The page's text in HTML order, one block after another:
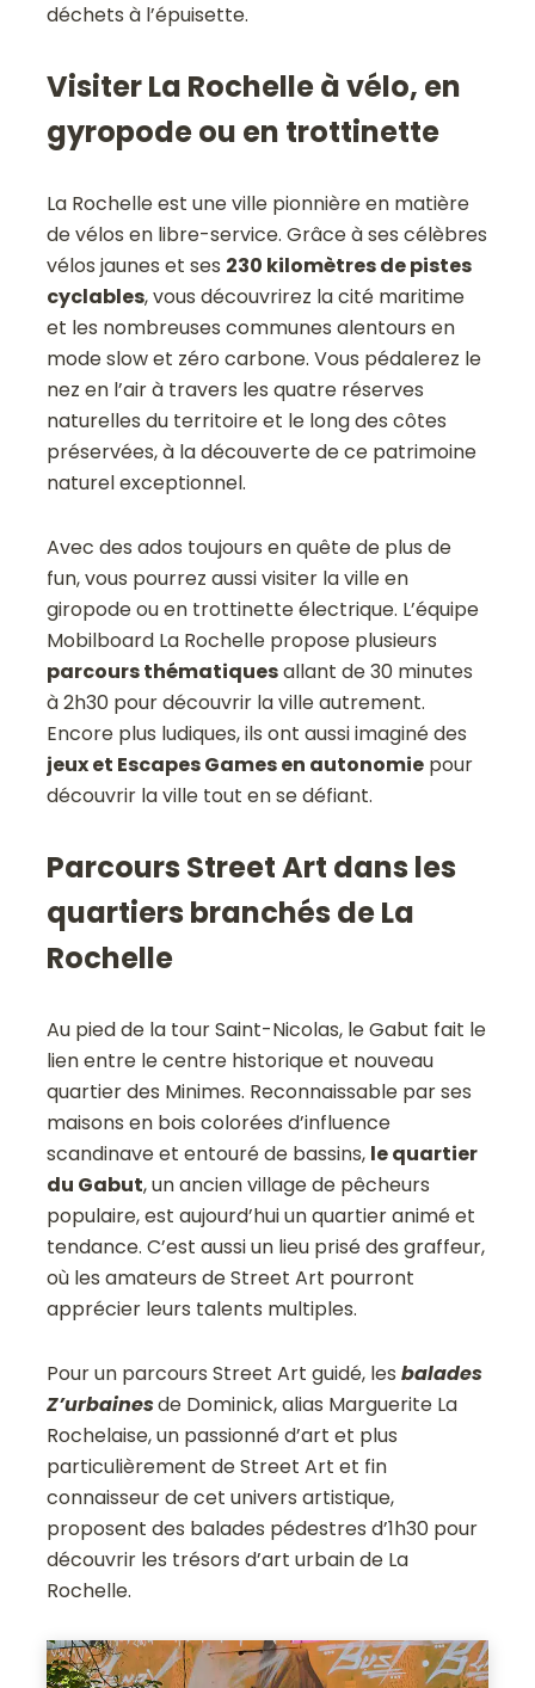
déchets à l’épuisette.
Visiter La Rochelle à vélo, en
gyropode ou en trottinette
La Rochelle est une ville pionnière en matière
de vélos en libre-service. Grâce à ses célèbres
vélos jaunes et ses 230 kilomètres de pistes
cyclables, vous découvrirez la cité maritime
et les nombreuses communes alentours en
mode slow et zéro carbone. Vous pédalerez le
nez en l’air à travers les quatre réserves
naturelles du territoire et le long des côtes
préservées, à la découverte de ce patrimoine
naturel exceptionnel.
Avec des ados toujours en quête de plus de
fun, vous pourrez aussi visiter la ville en
giropode ou en trottinette électrique. L’équipe
Mobilboard La Rochelle propose plusieurs
parcours thématiquesallant de 30 minutes
à 2h30 pour découvrir la ville autrement.
Encore plus ludiques, ils ont aussi imaginé des
jeux et Escapes Games en autonomie pour
découvrir la ville tout en se défiant.
Parcours Street Art dans les
quartiers branchés de La
Rochelle
Au pied de la tour Saint-Nicolas, le Gabut fait le
lien entre le centre historique et nouveau
quartier des Minimes. Reconnaissable par ses
maisons en bois colorées d’influence
scandinave et entouré de bassins, le quartier
du Gabut, un ancien village de pêcheurs
populaire, est aujourd’hui un quartier animé et
tendance. C’est aussi un lieu prisé des graffeur,
où les amateurs de Street Art pourront
apprécier leurs talents multiples.
Pour un parcours Street Art guidé, lesbalades
Z’urbainesde Dominick, alias Marguerite La
Rochelaise, un passionné d’art et plus
particulièrement de Street Art et fin
connaisseur de cet univers artistique,
proposent des balades pédestres d’1h30 pour
découvrir les trésors d’art urbain de La
Rochelle.